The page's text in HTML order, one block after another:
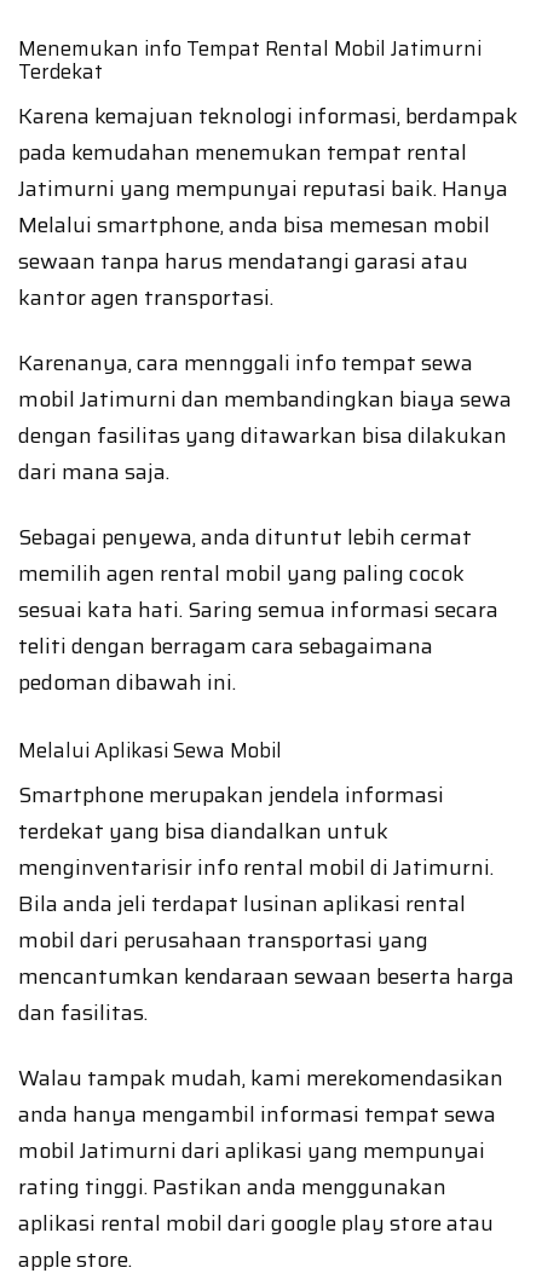
Menemukan info Tempat Rental Mobil Jatimurni
Terdekat
Karena kemajuan teknologi informasi, berdampak
pada kemudahan menemukan tempat rental
Jatimurni yang mempunyai reputasi baik. Hanya
Melalui smartphone, anda bisa memesan mobil
sewaan tanpa harus mendatangi garasi atau
kantor agen transportasi.
Karenanya, cara mennggali info tempat sewa
mobil Jatimurni dan membandingkan biaya sewa
dengan fasilitas yang ditawarkan bisa dilakukan
dari mana saja.
Sebagai penyewa, anda dituntut lebih cermat
memilih agen rental mobil yang paling cocok
sesuai kata hati. Saring semua informasi secara
teliti dengan berragam cara sebagaimana
pedoman dibawah ini.
Melalui Aplikasi Sewa Mobil
Smartphone merupakan jendela informasi
terdekat yang bisa diandalkan untuk
menginventarisir info rental mobil di Jatimurni.
Bila anda jeli terdapat lusinan aplikasi rental
mobil dari perusahaan transportasi yang
mencantumkan kendaraan sewaan beserta harga
dan fasilitas.
Walau tampak mudah, kami merekomendasikan
anda hanya mengambil informasi tempat sewa
mobil Jatimurni dari aplikasi yang mempunyai
rating tinggi. Pastikan anda menggunakan
aplikasi rental mobil dari google play store atau
apple store.